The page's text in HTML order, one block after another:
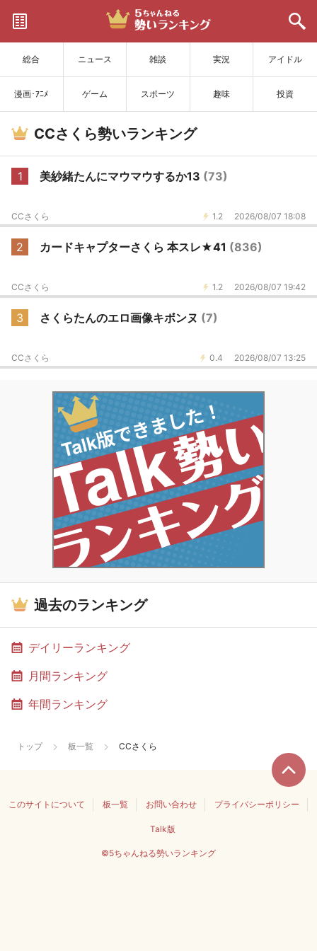
総合 ニュース 雑談 実況 アイドル
漫画･ｱﾆﾒ ゲーム スポーツ 趣味 投資
サイトを更新
CCさくら勢いランキング
1 美紗緒たんにマウマウするか13 (73)
1.2 2026/08/07 18:08
CCさくら
2 カードキャプターさくら 本スレ★41 (836)
1.2 2026/08/07 19:42
CCさくら
3 さくらたんのエロ画像キボンヌ (7)
0.4 2026/08/07 13:25
CCさくら
過去のランキング
デイリーランキング
月間ランキング
年間ランキング
トップ 板一覧 CCさくら
このサイトについて 板一覧 お問い合わせ プライバシーポリシー
Talk版
©5ちゃんねる勢いランキング